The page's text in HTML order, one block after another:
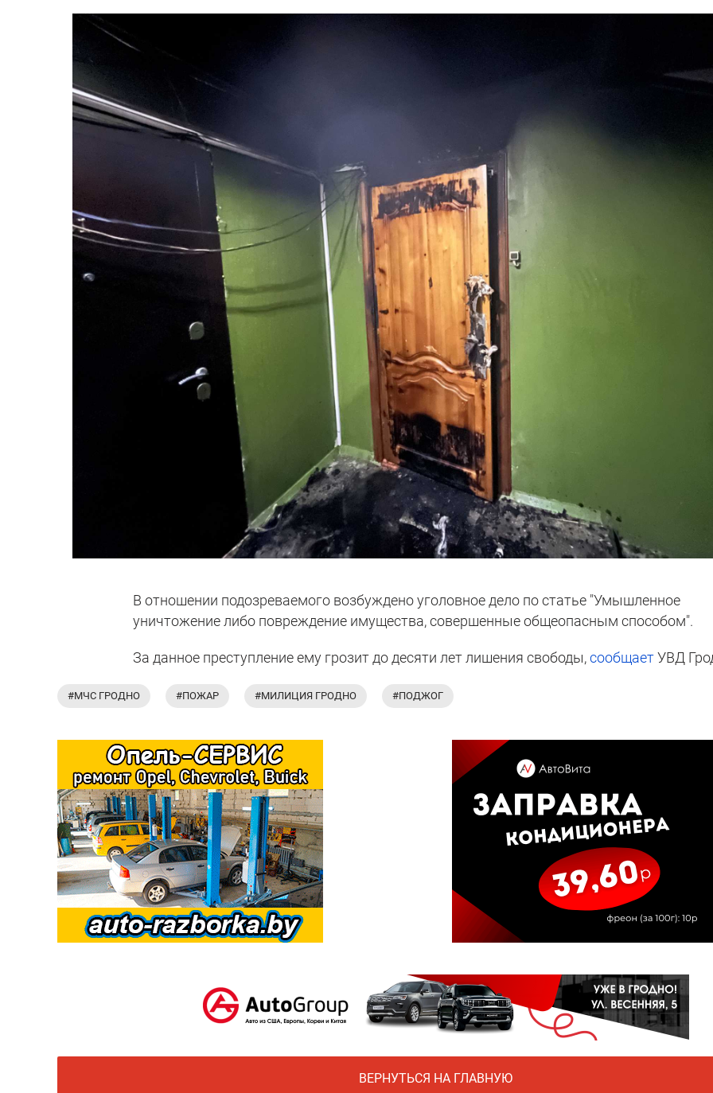
В отношении подозреваемого возбуждено уголовное дело по статье "Умышленное
уничтожение либо повреждение имущества, совершенные общеопасным способом".
За данное преступление ему грозит до десяти лет лишения свободы,сообщаетУВД
#МЧС ГРОДНО #ПОЖАР #МИЛИЦИЯ ГРОДНО #ПОДЖОГ
ВЕРНУТЬСЯ НА ГЛАВНУЮ